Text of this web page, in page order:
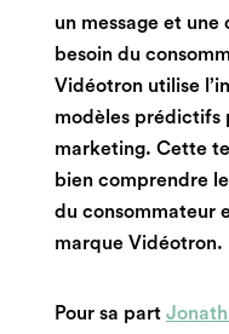
un message et
besoin du
Vidéotron utilise
modèles prédictifs
marketing. Cette
bien comprendre
du consommateur
marque Vidéotron.
Pour sa part